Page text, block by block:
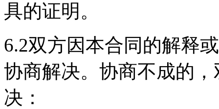
具的证明。
6.2双方因本合同的解释
协商解决。协商不成的
决：